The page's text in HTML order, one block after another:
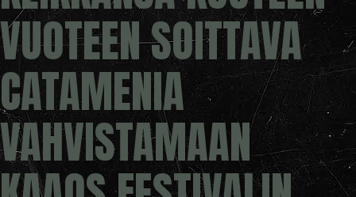
VUOTEEN SOITTAVA
CATAMENIA
VAHVISTAMAAN